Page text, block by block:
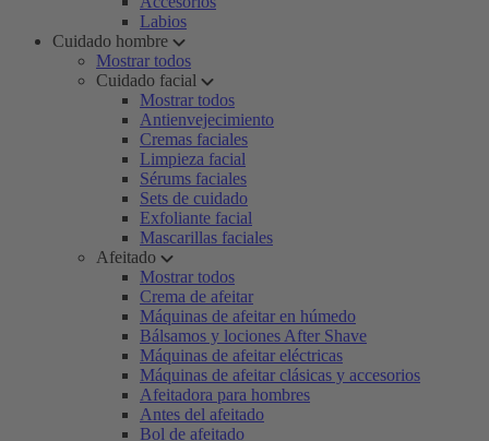
Labios
Cuidado hombre
Mostrar todos
Cuidado facial
Mostrar todos
Antienvejecimiento
Cremas faciales
Limpieza facial
Sérums faciales
Sets de cuidado
Exfoliante facial
Mascarillas faciales
Afeitado
Mostrar todos
Crema de afeitar
Máquinas de afeitar en húmedo
Bálsamos y lociones After Shave
Máquinas de afeitar eléctricas
Máquinas de afeitar clásicas y accesorios
Afeitadora para hombres
Antes del afeitado
Bol de afeitado